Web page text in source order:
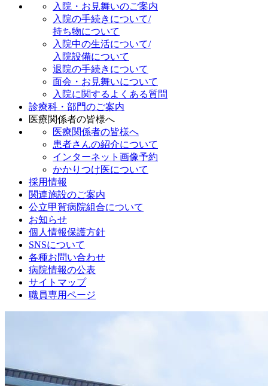
入院・お見舞いのご案内
入院の手続きについて/
持ち物について
入院中の生活について/
入院設備について
退院の手続きについて
面会・お見舞いについて
入院に関するよくある質問
診療科・部門のご案内
医療関係者の皆様へ
医療関係者の皆様へ
患者さんの紹介について
インターネット画像予約
かかりつけ医について
採用情報
関連施設のご案内
公立甲賀病院組合について
お知らせ
個人情報保護方針
SNSについて
各種お問い合わせ
病院情報の公表
サイトマップ
職員専用ページ